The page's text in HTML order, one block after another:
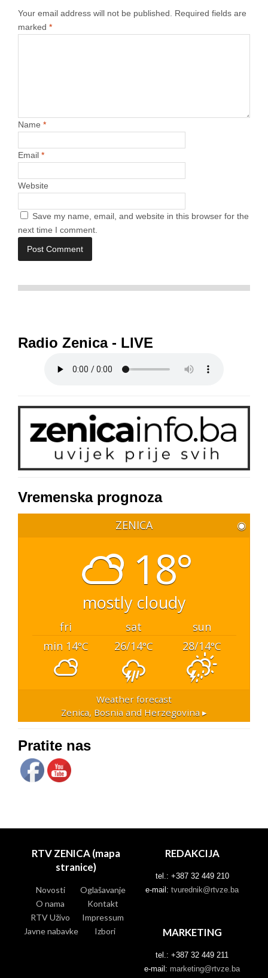
Your email address will not be published.
Required fields are
marked *
Name *
Email *
Website
Save my name, email, and website in this browser for the
next time I comment.
Radio Zenica - LIVE
Vremenska prognoza
ZENICA ◉
18°
mostly cloudy
fri sat
sun
min 14°C 26/14°C 28/14°C
Weather forecast
Zenica, Bosnia and Herzegovina ▸
Pratite nas
RTV ZENICA (mapa
stranice)
Novosti
Oglašavanje
O nama
Kontakt
RTV Uživo
Impressum
Javne nabavke
Izbori
REDAKCIJA
tel.: +387 32 449 210
e-mail: tvurednik@rtvze.ba
MARKETING
tel.: +387 32 449 211
e-mail: marketing@rtvze.ba